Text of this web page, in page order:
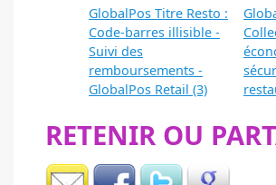
GlobalPos Titre Resto :
Code-barres illisible -
Suivi des
remboursements -
GlobalPos Retail (3)
RETENIR OU